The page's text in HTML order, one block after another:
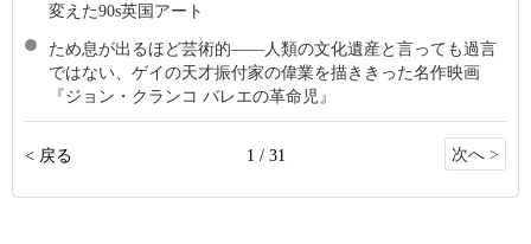
変えた90s英国アート
ため息が出るほど芸術的――人類の文化遺産と言っても過言
ではない、ゲイの天才振付家の偉業を描ききった名作映画
『ジョン・クランコ バレエの革命児』
< 戻る 1 / 31 次へ >